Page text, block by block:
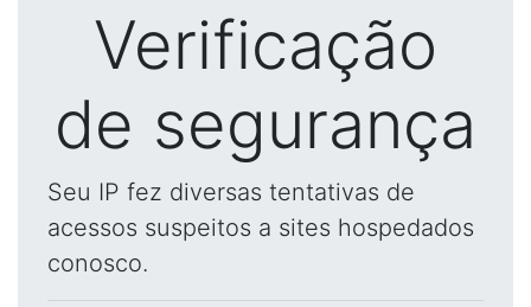
Verificação
de segurança
Seu IP fez diversas tentativas de
acessos suspeitos a sites hospedados
conosco.